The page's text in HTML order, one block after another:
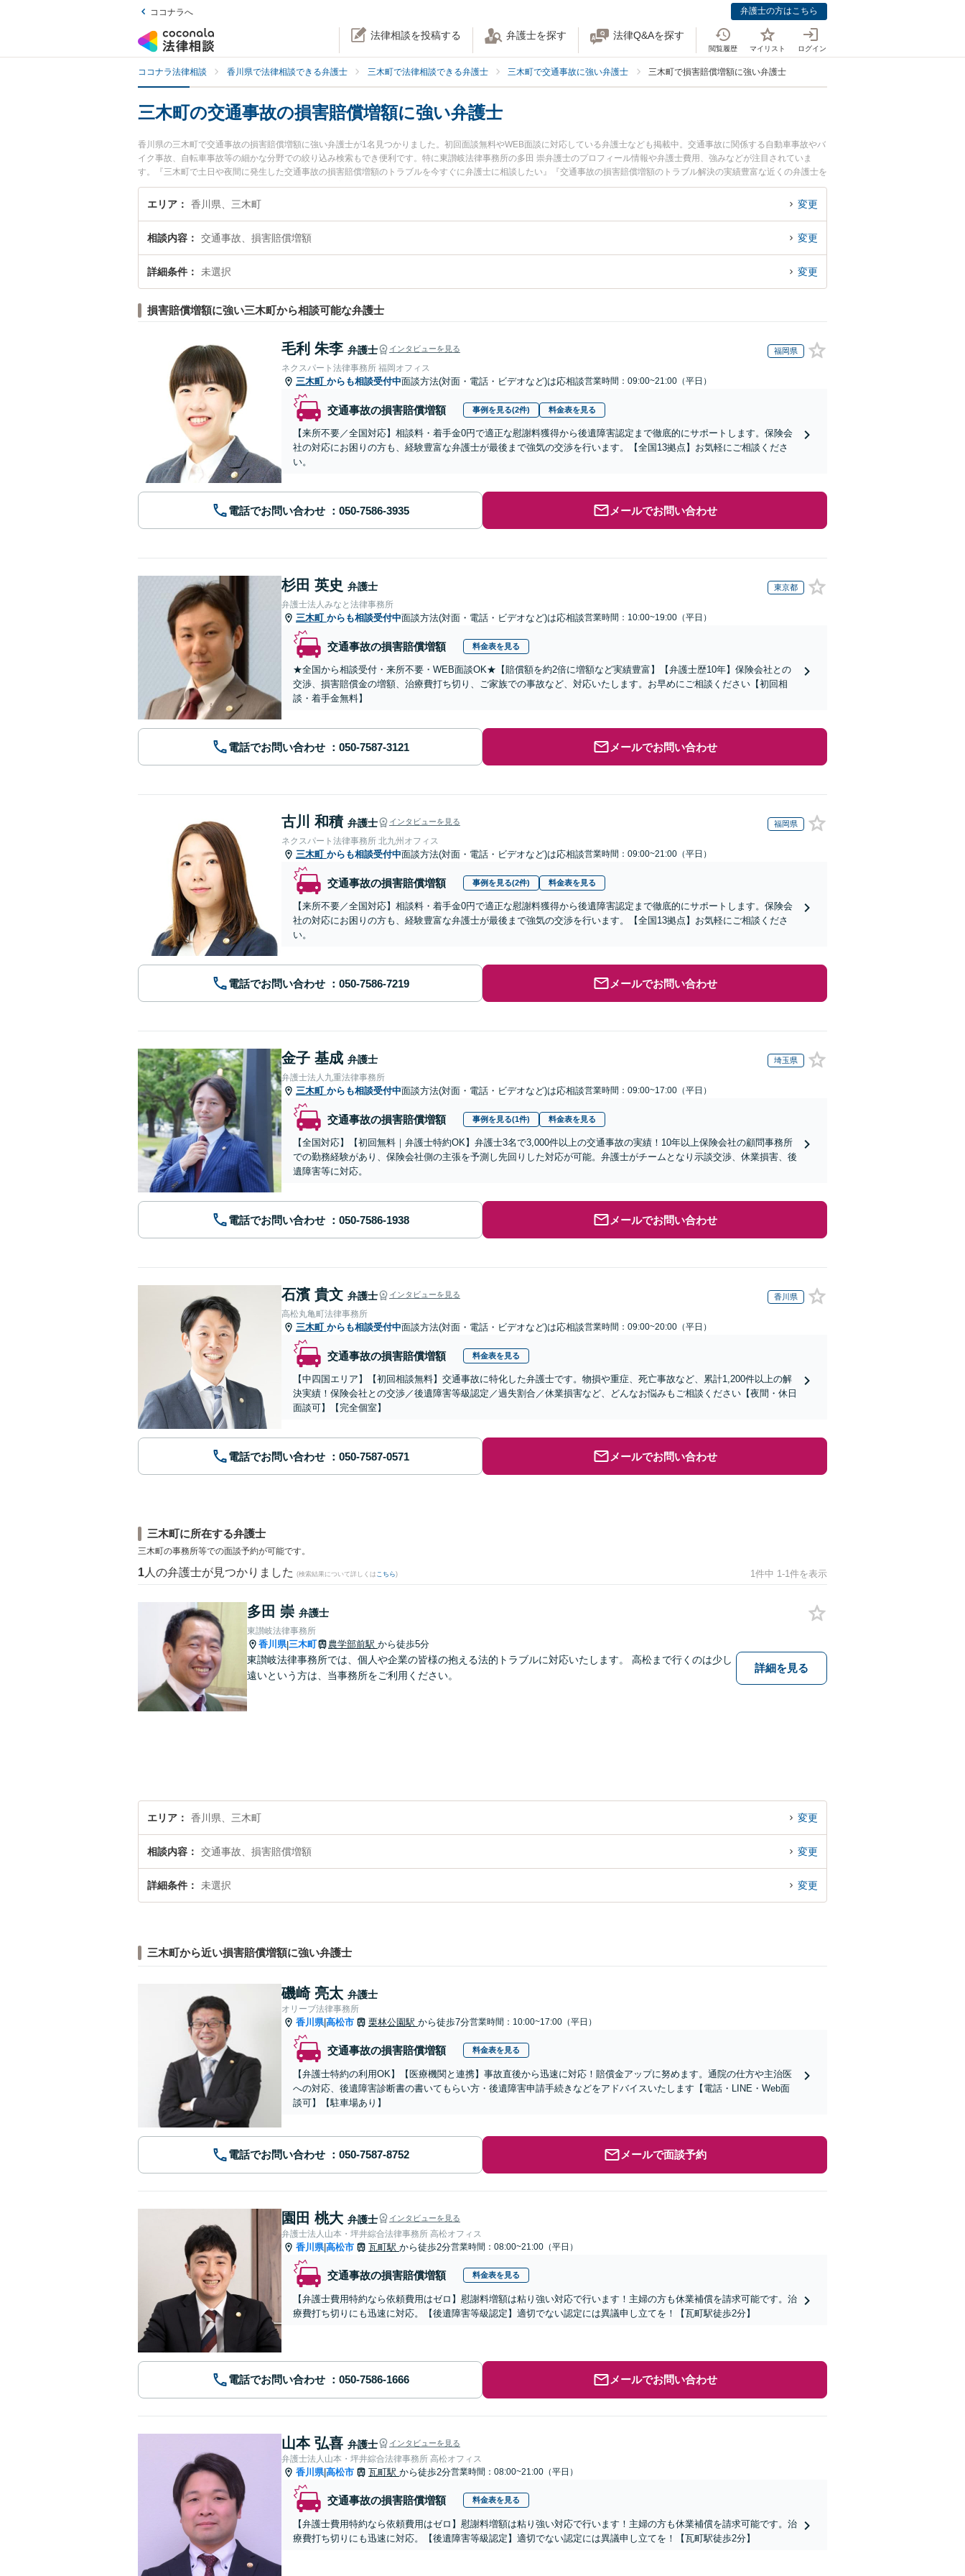
ココナラへ 弁護士の方はこちら
法律相談を投稿する 弁護士を探す 法律Q&Aを探す
閲覧履歴 マイリスト ログイン
ココナラ法律相談 香川県で法律相談できる弁護士 三木町で法律相談できる弁護士 三木町で交通事故に強い弁護士 三木町で損害賠償増額に強い弁護士
三木町の交通事故の損害賠償増額に強い弁護士
香川県の三木町で交通事故の損害賠償増額に強い弁護士が1名見つかりました。初回面談無料やWEB面談に対応している弁護士なども掲載中。交通事故に関係する自動車事故やバ
イク事故、自転車事故等の細かな分野での絞り込み検索もでき便利です。特に東讃岐法律事務所の多田 崇弁護士のプロフィール情報や弁護士費用、強みなどが注目されていま
す。『三木町で土日や夜間に発生した交通事故の損害賠償増額のトラブルを今すぐに弁護士に相談したい』『交通事故の損害賠償増額のトラブル解決の実績豊富な近くの弁護士を
検索したい』『初回相談無料で交通事故の損害賠償増額を法律相談できる三木町内の弁護士に相談予約したい』などでお困りの相談者さんにおすすめです。
エリア 香川県、三木町 変更
相談内容 交通事故、損害賠償増額 変更
詳細条件 未選択 変更
損害賠償増額に強い三木町から相談可能な弁護士
毛利 朱李 弁護士 インタビューを見る 福岡県
ネクスパート法律事務所 福岡オフィス
三木町 からも相談受付中面談方法(対面・電話・ビデオなど)は応相談営業時間：09:00~21:00（平日）
交通事故の損害賠償増額 事例を見る(2件) 料金表を見る
【来所不要／全国対応】相談料・着手金0円で適正な慰謝料獲得から後遺障害認定まで徹底的にサポートします。保険会
社の対応にお困りの方も、経験豊富な弁護士が最後まで強気の交渉を行います。【全国13拠点】お気軽にご相談くださ
い。
電話でお問い合わせ メールでお問い合わせ
杉田 英史 弁護士 東京都
弁護士法人みなと法律事務所
三木町 からも相談受付中面談方法(対面・電話・ビデオなど)は応相談営業時間：10:00~19:00（平日）
交通事故の損害賠償増額 料金表を見る
★全国から相談受付・来所不要・WEB面談OK★【賠償額を約2倍に増額など実績豊富】【弁護士歴10年】保険会社との
交渉、損害賠償金の増額、治療費打ち切り、ご家族での事故など、対応いたします。お早めにご相談ください【初回相
談・着手金無料】
電話でお問い合わせ メールでお問い合わせ
古川 和積 弁護士 インタビューを見る 福岡県
ネクスパート法律事務所 北九州オフィス
三木町 からも相談受付中面談方法(対面・電話・ビデオなど)は応相談営業時間：09:00~21:00（平日）
交通事故の損害賠償増額 事例を見る(2件) 料金表を見る
【来所不要／全国対応】相談料・着手金0円で適正な慰謝料獲得から後遺障害認定まで徹底的にサポートします。保険会
社の対応にお困りの方も、経験豊富な弁護士が最後まで強気の交渉を行います。【全国13拠点】お気軽にご相談くださ
い。
電話でお問い合わせ メールでお問い合わせ
金子 基成 弁護士 埼玉県
弁護士法人九重法律事務所
三木町 からも相談受付中面談方法(対面・電話・ビデオなど)は応相談営業時間：09:00~17:00（平日）
交通事故の損害賠償増額 事例を見る(1件) 料金表を見る
【全国対応】【初回無料｜弁護士特約OK】弁護士3名で3,000件以上の交通事故の実績！10年以上保険会社の顧問事務所
での勤務経験があり、保険会社側の主張を予測し先回りした対応が可能。弁護士がチームとなり示談交渉、休業損害、後
遺障害等に対応。
電話でお問い合わせ メールでお問い合わせ
石濱 貴文 弁護士 インタビューを見る 香川県
高松丸亀町法律事務所
三木町 からも相談受付中面談方法(対面・電話・ビデオなど)は応相談営業時間：09:00~20:00（平日）
交通事故の損害賠償増額 料金表を見る
【中四国エリア】【初回相談無料】交通事故に特化した弁護士です。物損や重症、死亡事故など、累計1,200件以上の解
決実績！保険会社との交渉／後遺障害等級認定／過失割合／休業損害など、どんなお悩みもご相談ください【夜間・休日
面談可】【完全個室】
電話でお問い合わせ メールでお問い合わせ
三木町に所在する弁護士
三木町の事務所等での面談予約が可能です。
1 人の弁護士が見つかりました (検索結果について詳しくは こちら) 1件中 1-1件を表示
多田 崇 弁護士
東讃岐法律事務所
香川県|三木町 農学部前駅 から徒歩5分
東讃岐法律事務所では、個人や企業の皆様の抱える法的トラブルに対応いたします。 高松まで行くのは少し
遠いという方は、当事務所をご利用ください。
詳細を見る
エリア 香川県、三木町 変更
相談内容 交通事故、損害賠償増額 変更
詳細条件 未選択 変更
三木町から近い損害賠償増額に強い弁護士
磯崎 亮太 弁護士
オリーブ法律事務所
香川県|高松市 栗林公園駅 から徒歩7分営業時間：10:00~17:00（平日）
交通事故の損害賠償増額 料金表を見る
【弁護士特約の利用OK】【医療機関と連携】事故直後から迅速に対応！賠償金アップに努めます。通院の仕方や主治医
への対応、後遺障害診断書の書いてもらい方・後遺障害申請手続きなどをアドバイスいたします【電話・LINE・Web面
談可】【駐車場あり】
電話でお問い合わせ メールで面談予約
園田 桃大 弁護士 インタビューを見る
弁護士法人山本・坪井綜合法律事務所 高松オフィス
香川県|高松市 瓦町駅 から徒歩2分営業時間：08:00~21:00（平日）
交通事故の損害賠償増額 料金表を見る
【弁護士費用特約なら依頼費用はゼロ】慰謝料増額は粘り強い対応で行います！主婦の方も休業補償を請求可能です。治
療費打ち切りにも迅速に対応。【後遺障害等級認定】適切でない認定には異議申し立てを！【瓦町駅徒歩2分】
電話でお問い合わせ メールでお問い合わせ
山本 弘喜 弁護士 インタビューを見る
弁護士法人山本・坪井綜合法律事務所 高松オフィス
香川県|高松市 瓦町駅 から徒歩2分営業時間：08:00~21:00（平日）
交通事故の損害賠償増額 料金表を見る
【弁護士費用特約なら依頼費用はゼロ】慰謝料増額は粘り強い対応で行います！主婦の方も休業補償を請求可能です。治
療費打ち切りにも迅速に対応。【後遺障害等級認定】適切でない認定には異議申し立てを！【瓦町駅徒歩2分】